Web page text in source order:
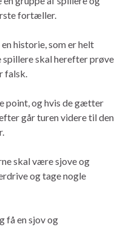
fortæller.
historie, som er helt
skal herefter prøve
falsk.
point, og hvis de gætter
går turen videre til den
skal være sjove og
og tage nogle
få en sjov og